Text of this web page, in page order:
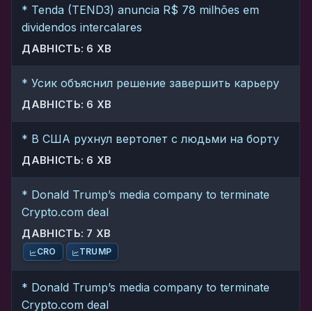
* Tenda (TEND3) anuncia R$ 78 milhões em
dividendos intercalares
ДАВНІСТЬ: 6 ХВ
* Усик объяснил решение завершить карьеру
ДАВНІСТЬ: 6 ХВ
* В США рухнул вертолет с людьми на борту
ДАВНІСТЬ: 6 ХВ
* Donald Trump’s media company to terminate
Crypto.com deal
ДАВНІСТЬ: 7 ХВ
CRO TRUMP
* Donald Trump’s media company to terminate
Crypto.com deal